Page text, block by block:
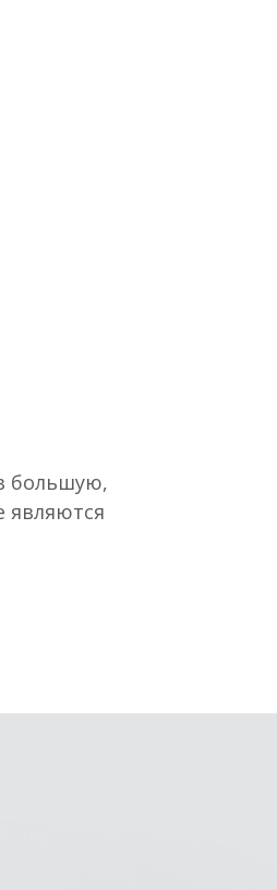
большую,
являются